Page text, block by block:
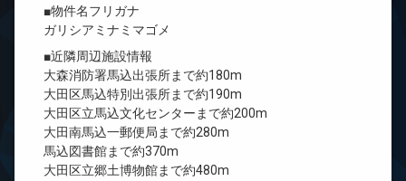
■物件名フリガナ
ガリシアミナミマゴメ
■近隣周辺施設情報
大森消防署馬込出張所まで約180m
大田区馬込特別出張所まで約190m
大田区立馬込文化センターまで約200m
大田南馬込一郵便局まで約280m
馬込図書館まで約370m
大田区立郷土博物館まで約480m